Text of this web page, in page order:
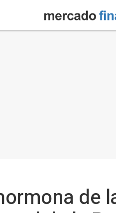
de